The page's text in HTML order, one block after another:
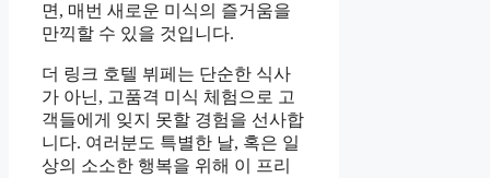
면, 매번 새로운 미식의 즐거움을
만끽할 수 있을 것입니다.
더 링크 호텔 뷔페는 단순한 식사
가 아닌, 고품격 미식 체험으로 고
객들에게 잊지 못할 경험을 선사합
니다. 여러분도 특별한 날, 혹은 일
상의 소소한 행복을 위해 이 프리